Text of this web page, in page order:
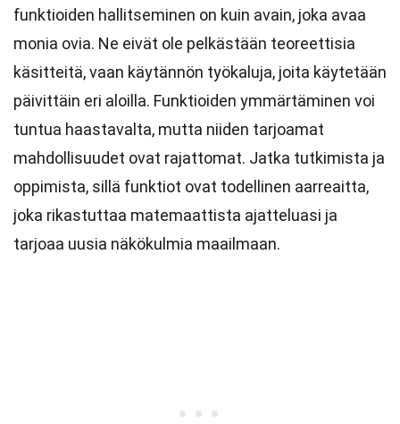
funktioiden hallitseminen on kuin avain, joka avaa
monia ovia. Ne eivät ole pelkästään teoreettisia
käsitteitä, vaan käytännön työkaluja, joita käytetään
päivittäin eri aloilla. Funktioiden ymmärtäminen voi
tuntua haastavalta, mutta niiden tarjoamat
mahdollisuudet ovat rajattomat. Jatka tutkimista ja
oppimista, sillä funktiot ovat todellinen aarreaitta,
joka rikastuttaa matemaattista ajatteluasi ja
tarjoaa uusia näkökulmia maailmaan.